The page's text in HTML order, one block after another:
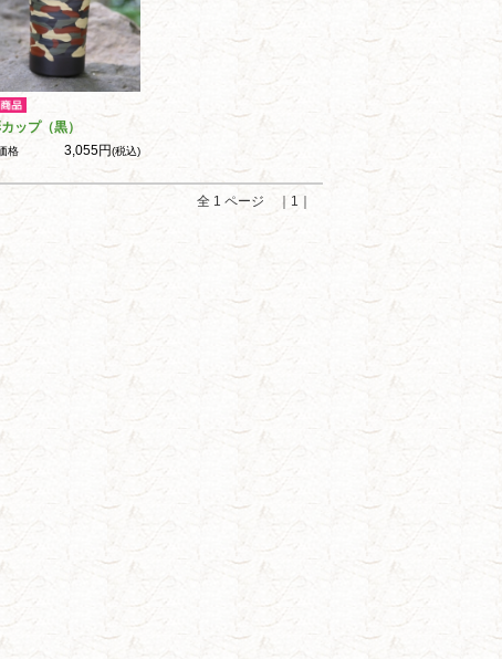
ップ（黒）
格 3,055円(税込)
全 1 ページ ｜1｜